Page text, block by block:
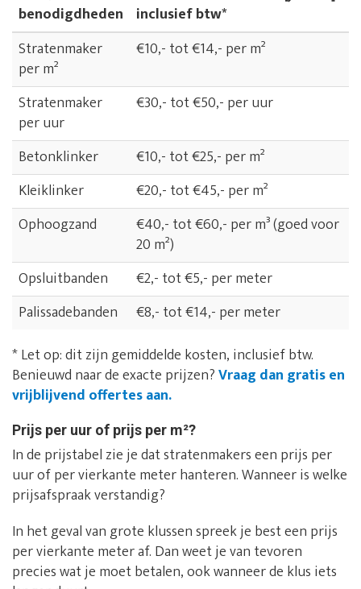
benodigdheden inclusief btw*
Stratenmaker
per m²
€10,- tot €14,- per m²
Stratenmaker
per uur
€30,- tot €50,- per uur
Betonklinker
€10,- tot €25,- per m²
Kleiklinker
€20,- tot €45,- per m²
Ophoogzand
€40,- tot €60,- per m³ (goed voor
20 m²)
Opsluitbanden
€2,- tot €5,- per meter
Palissadebanden
€8,- tot €14,- per meter
* Let op: dit zijn gemiddelde kosten, inclusief btw.
Benieuwd naar de exacte prijzen?Vraag dan gratis en
vrijblijvend offertes aan.
Prijs per uur of prijs per m²?
In de prijstabel zie je dat stratenmakers een prijs per
uur of per vierkante meter hanteren. Wanneer is welke
prijsafspraak verstandig?
In het geval van grote klussen spreek je best een prijs
per vierkante meter af. Dan weet je van tevoren
precies wat je moet betalen, ook wanneer de klus iets